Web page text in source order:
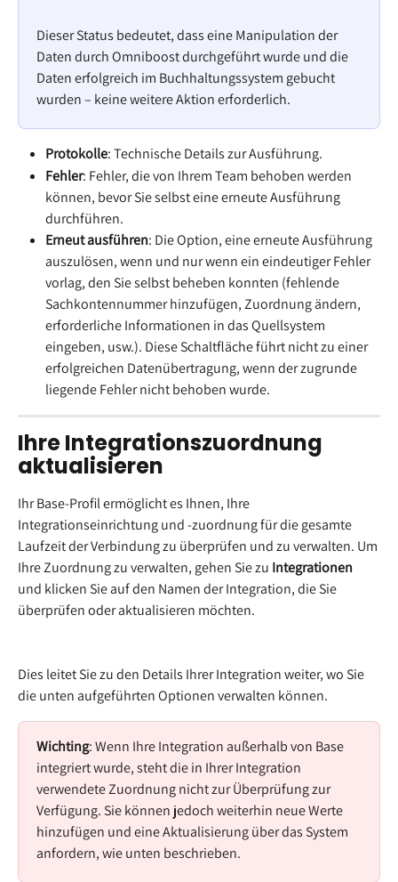
Dieser Status bedeutet, dass eine Manipulation der
Daten durch Omniboost durchgeführt wurde und die
Daten erfolgreich im Buchhaltungssystem gebucht
wurden – keine weitere Aktion erforderlich.
Protokolle: Technische Details zur Ausführung.
Fehler: Fehler, die von Ihrem Team behoben werden
können, bevor Sie selbst eine erneute Ausführung
durchführen.
Erneut ausführen: Die Option, eine erneute Ausführung
auszulösen, wenn und nur wenn ein eindeutiger Fehler
vorlag, den Sie selbst beheben konnten (fehlende
Sachkontennummer hinzufügen, Zuordnung ändern,
erforderliche Informationen in das Quellsystem
eingeben, usw.). Diese Schaltfläche führt nicht zu einer
erfolgreichen Datenübertragung, wenn der zugrunde
liegende Fehler nicht behoben wurde.
Ihre Integrationszuordnung
aktualisieren
Ihr Base-Profil ermöglicht es Ihnen, Ihre
Integrationseinrichtung und -zuordnung für die gesamte
Laufzeit der Verbindung zu überprüfen und zu verwalten. Um
Ihre Zuordnung zu verwalten, gehen Sie zu Integrationen
und klicken Sie auf den Namen der Integration, die Sie
überprüfen oder aktualisieren möchten.
Dies leitet Sie zu den Details Ihrer Integration weiter, wo Sie
die unten aufgeführten Optionen verwalten können.
Wichting: Wenn Ihre Integration außerhalb von Base
integriert wurde, steht die in Ihrer Integration
verwendete Zuordnung nicht zur Überprüfung zur
Verfügung. Sie können jedoch weiterhin neue Werte
hinzufügen und eine Aktualisierung über das System
anfordern, wie unten beschrieben.